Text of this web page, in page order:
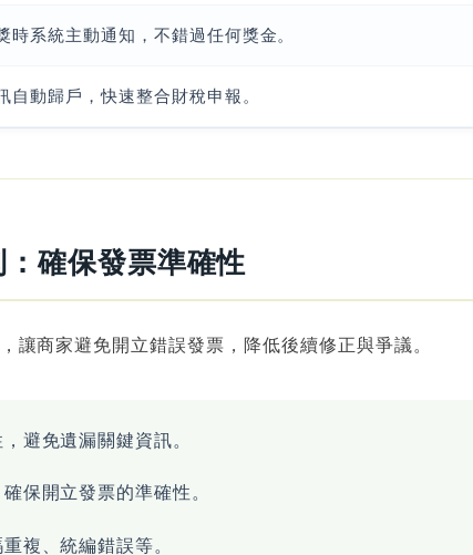
時系統主動通知，不錯過任何獎金。
自動歸戶，快速整合財稅申報。
確保發票準確性
，讓商家避免開立錯誤發票，降低後續修正與爭議。
避免遺漏關鍵資訊。
保開立發票的準確性。
複、統編錯誤等。